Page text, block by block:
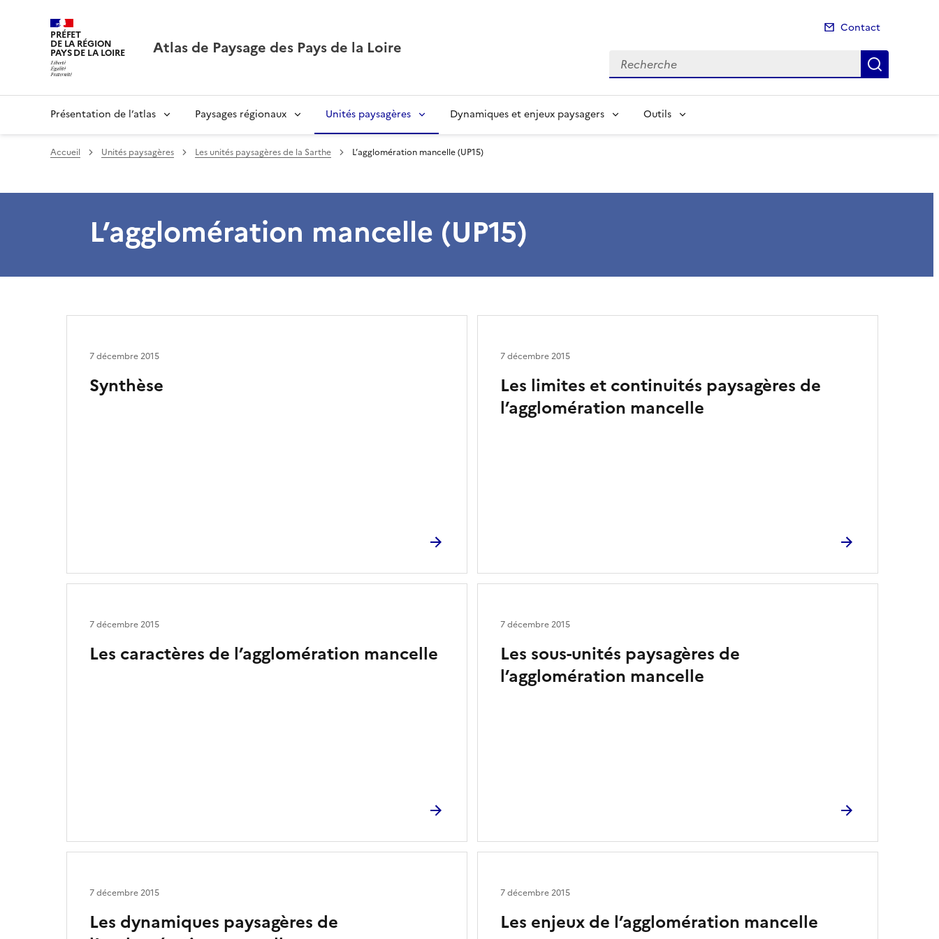
PRÉFET
DE LA RÉGION
PAYS DE LA LOIRE Atlas de Paysage des Pays de la Loire
Contact
Recherche
Présentation de l’atlas Paysages régionaux Unités paysagères Dynamiques et enjeux paysagers Outils
Accueil Unités paysagères Les unités paysagères de la Sarthe L’agglomération mancelle (UP15)
L’agglomération mancelle (UP15)
Synthèse
7 décembre 2015
Les limites et continuités paysagères de
l’agglomération mancelle
7 décembre 2015
Les caractères de l’agglomération mancelle
7 décembre 2015
Les sous-unités paysagères de
l’agglomération mancelle
7 décembre 2015
Les dynamiques paysagères de
7 décembre 2015
Les enjeux de l’agglomération mancelle
7 décembre 2015